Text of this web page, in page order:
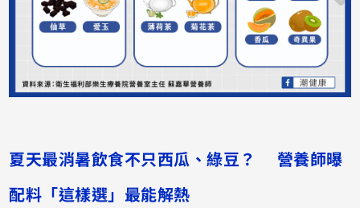
夏天最消暑飲食不只西瓜、綠豆？
營養師曝
配料「這樣選」最能解熱